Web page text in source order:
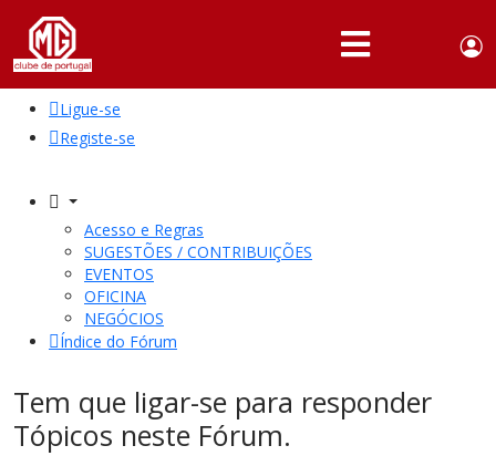
Portuguese,
English
QUEM
SOMOS
ATIVIDADES
NOTÍCIAS
FÓRUM
Ligue-se
Registe-se
Acesso e Regras
SUGESTÕES / CONTRIBUIÇÕES
EVENTOS
OFICINA
NEGÓCIOS
Índice do Fórum
Tem que ligar-se para responder
Tópicos neste Fórum.